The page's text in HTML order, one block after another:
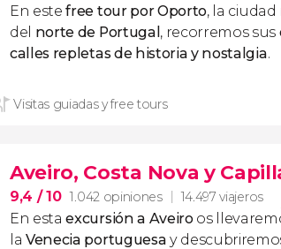
En estefree tour por Oporto, la
del norte de Portugal , recorremos sus
calles repletas de historia y nostalgia.
Visitas guiadas y free tours
Aveiro, Costa Nova y
9,4 / 10 1.042 opiniones 14.497 viajeros
En estaexcursión a Aveiro os
laVenecia portuguesa y